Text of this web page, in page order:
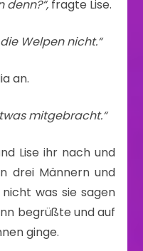
denn?“,fragte Lise.
Welpen nicht.“
an.
mitgebracht.“
Lise ihr nach und
drei Männern und
was sie sagen
begrüßte und auf
ginge.